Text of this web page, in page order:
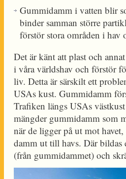
Gummidamm i vatten blir
binder samman större
förstör stora områden i hav
Det är känt att plast och
i våra världshav och förstör
liv. Detta är särskilt ett
USAs kust. Gummidamm
Trafiken längs USAs
mängder gummidamm som
när de ligger på ut mot
damm ut till havs. Där bildas
(från gummidammet) och